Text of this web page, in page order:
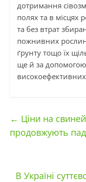
дотримання
полях та в місцях
та без втрат
пожнивних
ґрунту тощо їх
ще й за допомогою
← Ціни на
продовжують
В Україні